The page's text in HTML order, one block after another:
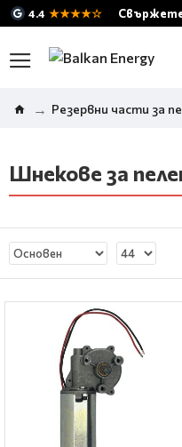
4.4 ★★★★☆ Свържете
Резервни части за
Шнекове за